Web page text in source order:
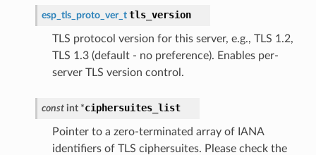
esp_tls_proto_ver_t tls_version
TLS protocol version for this server, e.g., TLS 1.2,
TLS 1.3 (default - no preference). Enables per-
server TLS version control.
const int *ciphersuites_list
Pointer to a zero-terminated array of IANA
identifiers of TLS ciphersuites. Please check the